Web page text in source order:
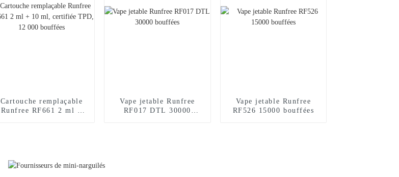
Cartouche remplaçable
Runfree RF661 2 ml +
Vape jetable Runfree
RF017 DTL 30000
Vape jetable Runfree
RF526 15000 bouffées